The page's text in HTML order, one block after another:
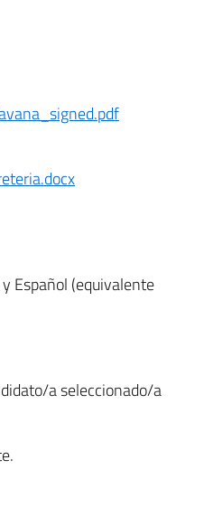
Español (equivalente
a seleccionado/a